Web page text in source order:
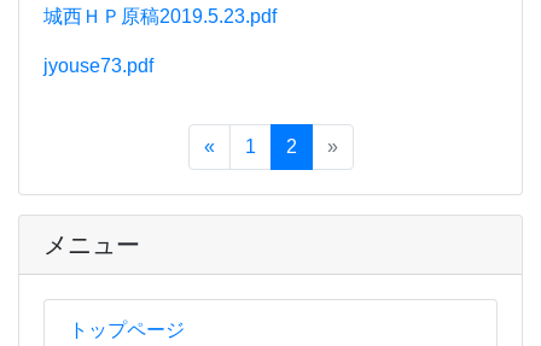
メニュー
トップページ
城西ＨＰ原稿2019.5.23.pdf
jyouse73.pdf
« 1 2 »